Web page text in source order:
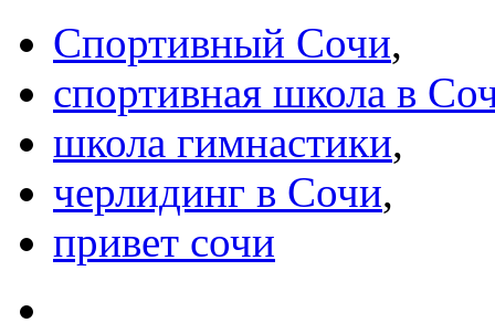
Спортивный Сочи,
спортивная школа в
школа гимнастики,
черлидинг в Сочи,
привет сочи